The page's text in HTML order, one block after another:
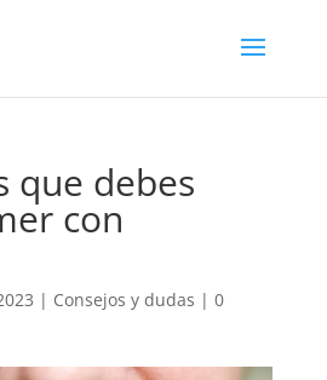
que debes
con
| Consejos y dudas | 0